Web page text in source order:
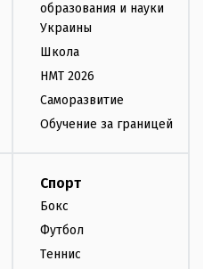
образования и науки
Украины
Школа
НМТ 2026
Саморазвитие
Обучение за границей
Спорт
Бокс
Футбол
Теннис